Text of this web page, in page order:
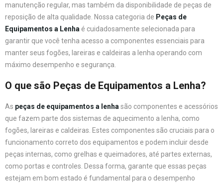
manutenção regular, mas também da disponibilidade de peças de
reposição de alta qualidade. Nossa categoria de Peças de
Equipamentos a Lenha é cuidadosamente selecionada para
garantir que você tenha acesso a componentes essenciais para
manter seus fogões, lareiras e caldeiras a lenha operando com
máximo desempenho e segurança.
O que são Peças de Equipamentos a Lenha?
As peças de equipamentos a lenha são componentes e acessórios
que fazem parte dos sistemas de aquecimento a lenha, como
fogões, lareiras e caldeiras. Estes componentes são cruciais para o
funcionamento correto dos equipamentos e podem incluir desde
peças internas, como grelhas e queimadores, até partes externas,
como portas e controles. Dessa forma, garante que essas peças
estejam em bom estado é fundamental para o desempenho